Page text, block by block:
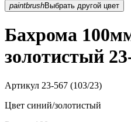
paintbrush Выбрать другой цвет
Бахрома
золотистый
Артикул 23-567 (103/23)
Цвет синий/золотистый